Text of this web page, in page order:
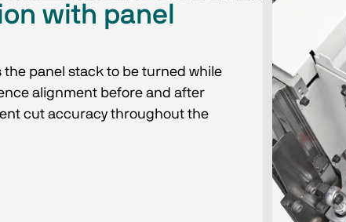
with panel
the panel stack to be turned while
alignment before and after
cut accuracy throughout the